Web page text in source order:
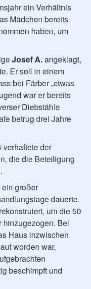
ein Verhältnis
Mädchen bereits
haben, um
Josef A.angeklagt,
Er soll in einem
bei Färber „etwas
war er bereits
Diebstähle
betrug drei Jahre
verhaftete der
die die Beteiligung
ein großer
dauerte.
um die 50
hinzugezogen. Bei
Haus inzwischen
worden war,
beschimpft und